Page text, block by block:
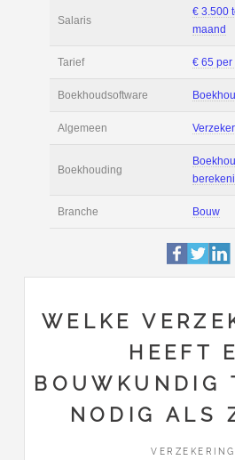
Salaris
Boekhoudsoftware
Algemeen
WELKE
HEEFT
BOUWKUNDIG
NODIG ALS